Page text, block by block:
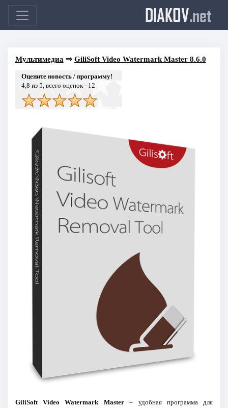
DIAKOV.net
Мультимедиа ⇒ GiliSoft Video Watermark Master 8.6.0
Оцените новость / программу!
4,8 из 5, всего оценок - 12
GiliSoft Video Watermark Master– удобная программа для